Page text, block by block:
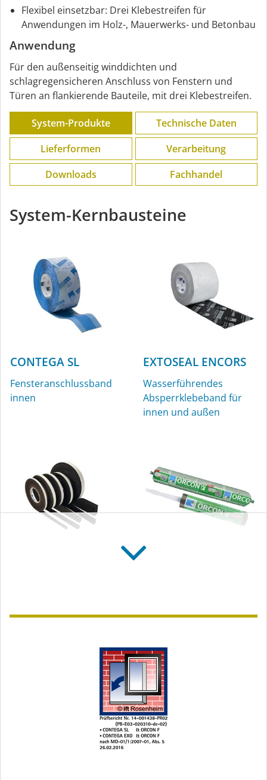
Flexibel einsetzbar: Drei Klebestreifen für
Anwendungen im Holz-, Mauerwerks- und Betonbau
Anwendung
Für den außenseitig winddichten und
schlagregensicheren Anschluss von Fenstern und
Türen an flankierende Bauteile, mit drei Klebestreifen.
System-Produkte
Technische Daten
Lieferformen
Verarbeitung
Downloads
Fachhandel
System-Kernbausteine
CONTEGA SL
Fensteranschlussband
innen
EXTOSEAL ENCORS
Wasserführendes
Absperrklebeband für
innen und außen
außen
innen und außen